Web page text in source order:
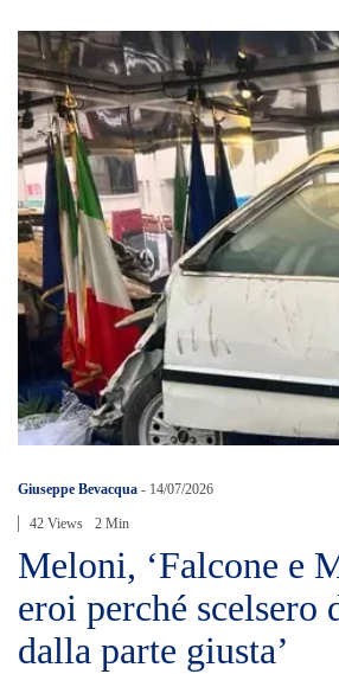
Giuseppe Bevacqua - 14/07/2026
42 Views 2 Min
Meloni, ‘Falcone e
eroi perché scelsero
dalla parte giusta’